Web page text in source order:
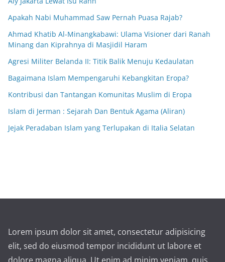
Apakah Nabi Muhammad Saw Pernah Puasa Rajab?
Ahmad Khatib Al-Minangkabawi: Ulama Visioner dari Ranah
Minang dan Kiprahnya di Masjidil Haram
Agresi Militer Belanda II: Titik Balik Menuju Kedaulatan
Bagaimana Islam Mempengaruhi Kebangkitan Eropa?
Kontribusi dan Tantangan Komunitas Muslim di Eropa
Islam di Jerman : Sejarah Dan Bentuk Agama (Aliran)
Jejak Peradaban Islam yang Terlupakan di Italia Selatan
Lorem ipsum dolor sit amet, consectetur adipisicing
elit, sed do eiusmod tempor incididunt ut labore et